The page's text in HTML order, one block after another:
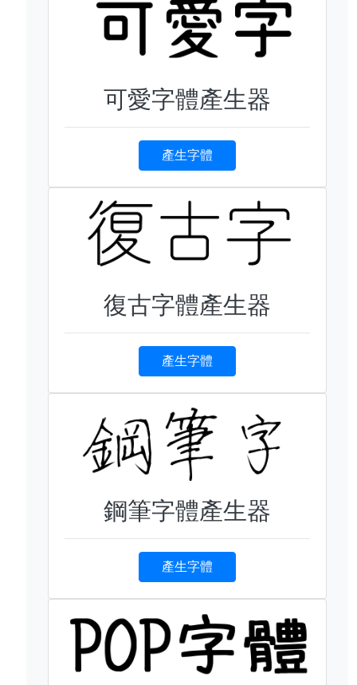
可愛字體產生器
產生字體
復古字體產生器
產生字體
鋼筆字體產生器
產生字體